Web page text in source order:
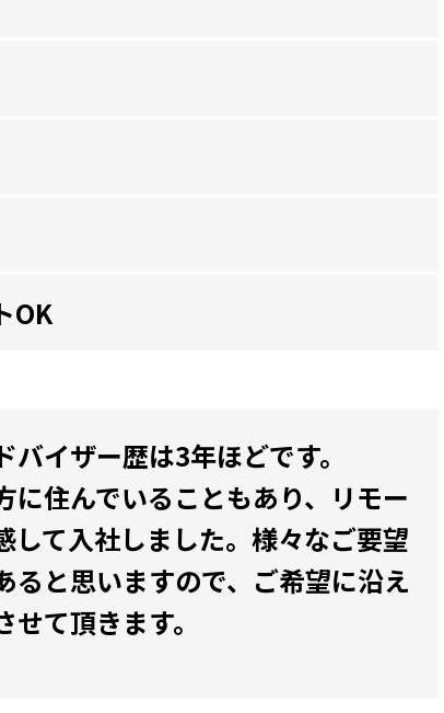
OK
バイザー歴は3年ほどです。
に住んでいることもあり、リモー
して入社しました。様々なご要望
ると思いますので、ご希望に沿え
て頂きます。